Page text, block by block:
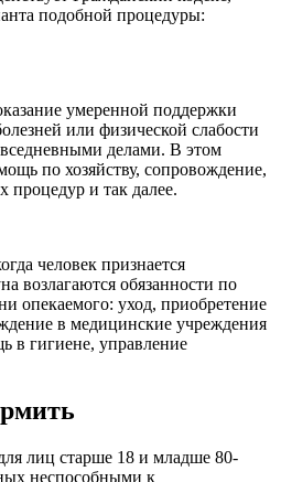
подобной процедуры:
умеренной поддержки
или физической слабости
делами. В этом
по хозяйству, сопровождение,
процедур и так далее.
человек признается
возлагаются обязанности по
опекаемого: уход, приобретение
в медицинские учреждения
в гигиене, управление
лиц старше 18 и младше 80-
неспособными к